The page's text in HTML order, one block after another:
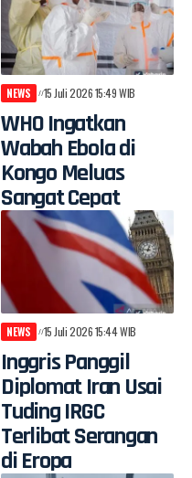
NEWS 15 Juli 2026 15:49 WIB
WHO Ingatkan
Wabah Ebola di
Kongo Meluas
Sangat Cepat
NEWS 15 Juli 2026 15:44 WIB
Inggris Panggil
Diplomat Iran Usai
Tuding IRGC
Terlibat Serangan
di Eropa